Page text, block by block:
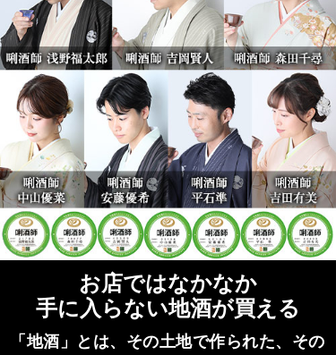
お店ではなかなか
手に入らない地酒が買える
「地酒」とは、その土地で作られた、その